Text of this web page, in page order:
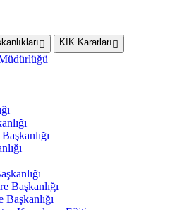
KİK Kararları
Başkanlığı